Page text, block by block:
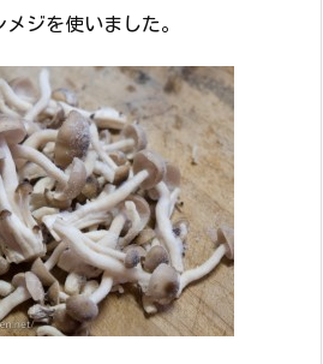
ジを使いました。